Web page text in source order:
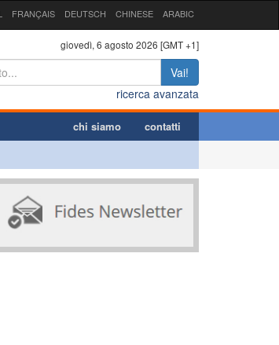
FRANÇAIS DEUTSCH CHINESE ARABIC
giovedì, 6 agosto 2026 [GMT +1]
Vai!
ricerca avanzata
chi siamo contatti